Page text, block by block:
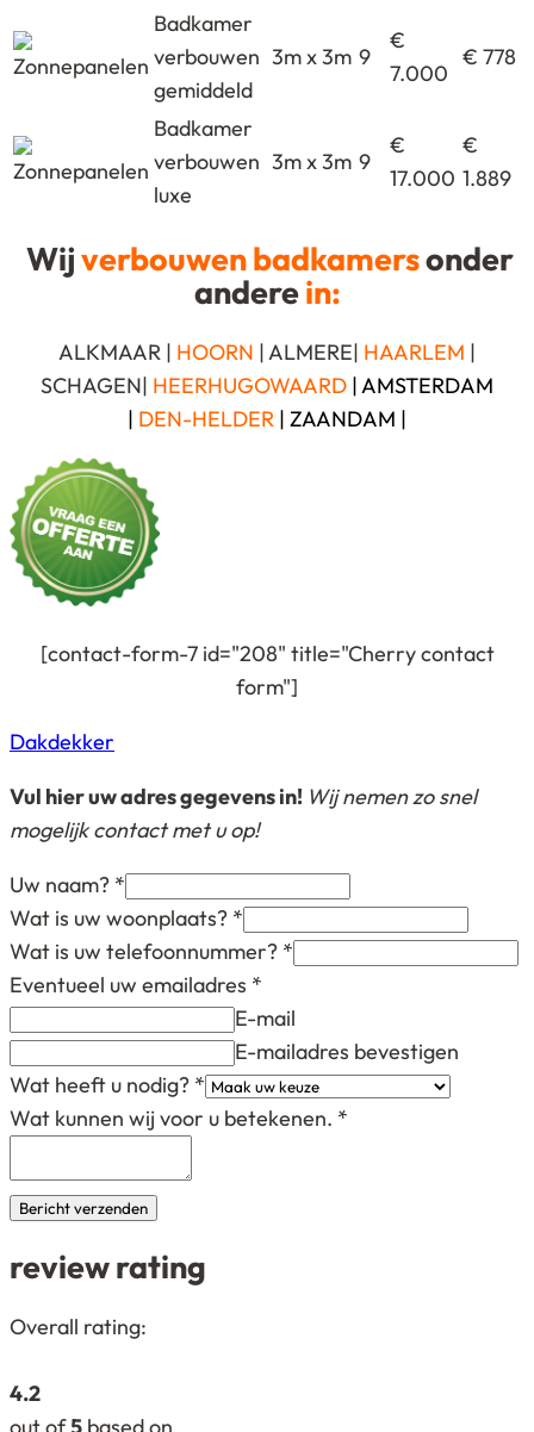
Badkamer
verbouwen
gemiddeld
3m x 3m 9
€
7.000
€ 778
Badkamer
verbouwen
luxe
3m x 3m 9
€
17.000
€
1.889
Wijverbouwen badkamersonder
anderein:
ALKMAAR | HOORN | ALMERE| HAARLEM |
SCHAGEN| HEERHUGOWAARD | AMSTERDAM
| DEN-HELDER | ZAANDAM |
[contact-form-7 id="208" title="Cherry contact
form"]
Bericht
Dakdekker
Vul hier uw adres gegevens in! Wij nemen zo snel
mogelijk contact met u op!
Uw naam? *
Wat is uw woonplaats? *
Wat is uw telefoonnummer? *
Eventueel uw emailadres *
E-mail
E-mailadres bevestigen
Wat heeft u nodig? *
Wat kunnen wij voor u betekenen. *
Bericht verzenden
review rating
4,2
based
on
Overall rating:
4.2
out of5 based on